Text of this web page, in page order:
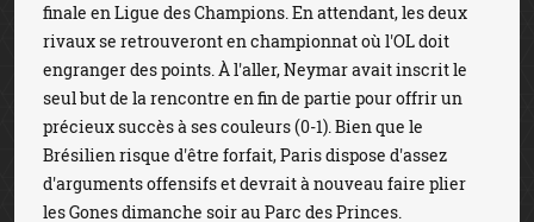
finale en Ligue des Champions. En attendant, les deux
rivaux se retrouveront en championnat où l'OL doit
engranger des points. À l'aller, Neymar avait inscrit le
seul but de la rencontre en fin de partie pour offrir un
précieux succès à ses couleurs (0-1). Bien que le
Brésilien risque d'être forfait, Paris dispose d'assez
d'arguments offensifs et devrait à nouveau faire plier
les Gones dimanche soir au Parc des Princes.